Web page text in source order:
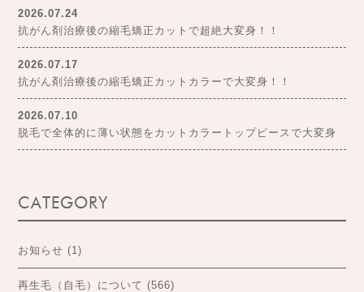
2026.07.24
抗がん剤治療後の縮毛矯正カットで超絶大変身！！
2026.07.17
抗がん剤治療後の縮毛矯正カットカラーで大変身！！
2026.07.10
脱毛で全体的に薄い状態をカットカラートップピースで大変身
CATEGORY
お知らせ (1)
再生毛（自毛）について (566)